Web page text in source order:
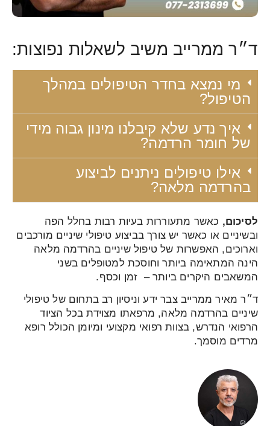
ד״ר ממרייב משיב לשאלות נפוצות:
מי נמצא בחדר הטיפולים במהלך
הטיפול?
איך נדע שלא קיבלנו מינון גבוה מידי
של חומר הרדמה?
אילו טיפולים ניתנים לביצוע
בהרדמה מלאה?
לסיכום, כאשר מתעוררות בעיות רבות בחלל הפה
ובשיניים או כאשר יש צורך בביצוע טיפולי שיניים מורכבים
וארוכים, האפשרות של טיפול שיניים בהרדמה מלאה
הינה המתאימה ביותר וחוסכת למטופלים בשני
המשאבים היקרים ביותר – זמן וכסף.
ד״ר מאיר ממרייב צבר ידע וניסיון רב בתחום של טיפולי
שיניים בהרדמה מלאה, מרפאתו מצוידת בכל הציוד
הרפואי הנדרש, בצוות רפואי מקצועי ומיומן הכולל רופא
מרדים מוסמך.